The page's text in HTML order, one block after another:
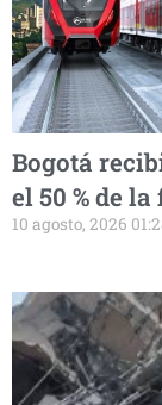
Bogotá
el 50 % de
10 agosto, 2026